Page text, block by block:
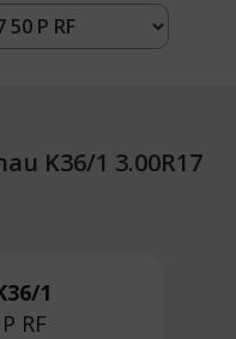
K36/1 3.00R17
1
RF